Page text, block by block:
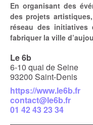
En organisant des
des projets
réseau des
fabriquer la ville
Le 6b
6-10 quai de Seine
93200 Saint-Denis
https://www.le6b.fr
contact@le6b.fr
01 42 43 23 34